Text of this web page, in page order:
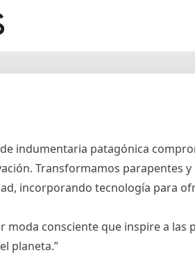
en Latinoamérica y el caribe
indumentaria patagónica
Transformamos parapentes y
incorporando tecnología para
moda consciente que inspire a las
planeta.”